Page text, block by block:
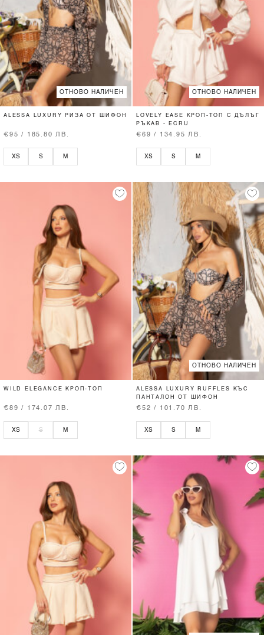
ОТНОВО НАЛИЧЕН
ALESSA LUXURY РИЗА ОТ ШИФОН
€95 / 185.80 ЛВ.
XS S M
ОТНОВО НАЛИЧЕН
LOVELY EASE КРОП-ТОП С ДЪЛЪГ
РЪКАВ - ECRU
€69 / 134.95 ЛВ.
XS S M
WILD ELEGANCE КРОП-ТОП
€89 / 174.07 ЛВ.
XS S M
ОТНОВО НАЛИЧЕН
ALESSA LUXURY RUFFLES КЪС
ПАНТАЛОН ОТ ШИФОН
€52 / 101.70 ЛВ.
XS S M